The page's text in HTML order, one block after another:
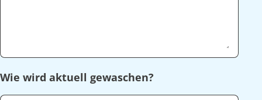
Wie wird aktuell gewaschen?